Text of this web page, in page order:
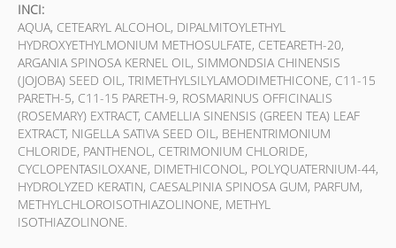
INCI:
AQUA, CETEARYL ALCOHOL, DIPALMITOYLETHYL
HYDROXYETHYLMONIUM METHOSULFATE, CETEARETH-20,
ARGANIA SPINOSA KERNEL OIL, SIMMONDSIA CHINENSIS
(JOJOBA) SEED OIL, TRIMETHYLSILYLAMODIMETHICONE, C11-15
PARETH-5, C11-15 PARETH-9, ROSMARINUS OFFICINALIS
(ROSEMARY) EXTRACT, CAMELLIA SINENSIS (GREEN TEA) LEAF
EXTRACT, NIGELLA SATIVA SEED OIL, BEHENTRIMONIUM
CHLORIDE, PANTHENOL, CETRIMONIUM CHLORIDE,
CYCLOPENTASILOXANE, DIMETHICONOL, POLYQUATERNIUM-44,
HYDROLYZED KERATIN, CAESALPINIA SPINOSA GUM, PARFUM,
METHYLCHLOROISOTHIAZOLINONE, METHYL
ISOTHIAZOLINONE.